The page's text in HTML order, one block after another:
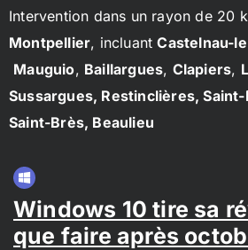
Intervention dans un rayon de 20
Montpellier, incluantCastelnau-
Mauguio, Baillargues, Clapiers,
Sussargues, Restinclières,
Saint-Brès, Beaulieu
Windows 10 tire sa
que faire après